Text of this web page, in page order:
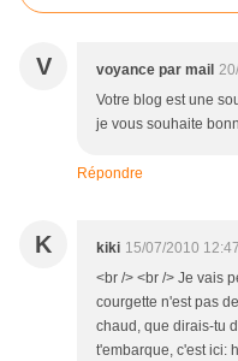
V voyance par mail
Votre blog est une
je vous souhaite
Répondre
K kiki 15/07/2010 12:47
<br /> <br /> Je vais
courgette n'est pas
chaud, que dirais-tu
t'embarque, c'est ici: